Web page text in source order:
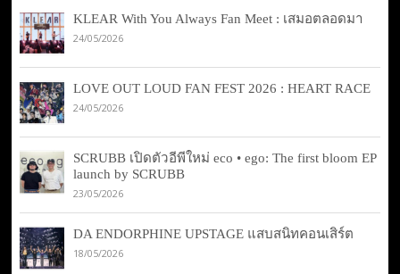
KLEAR With You Always Fan Meet : เสมอตลอดมา
24/05/2026
LOVE OUT LOUD FAN FEST 2026 : HEART RACE
24/05/2026
SCRUBB เปิดตัวอีพีใหม่ eco • ego: The first bloom EP
launch by SCRUBB
23/05/2026
DA ENDORPHINE UPSTAGE แสบสนิทคอนเสิร์ต
18/05/2026